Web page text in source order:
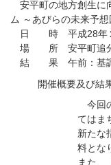
安平町の地方創生に
ム ～あびらの未来予想
日 時 平成28年２
場 所 安平町追分
結 果 午前：基調
開催概要及び結
今回
てはま
新たな
料とな
また、